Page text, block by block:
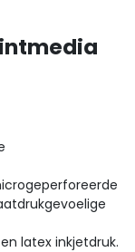
latex inkjetdruk.